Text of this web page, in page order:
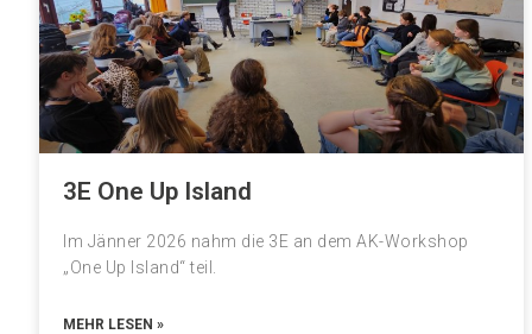
3E One Up Island
Im Jänner 2026 nahm die 3E an dem AK-Workshop
„One Up Island“ teil.
MEHR LESEN »